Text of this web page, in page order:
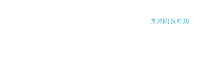
支持[0] 反对[0]